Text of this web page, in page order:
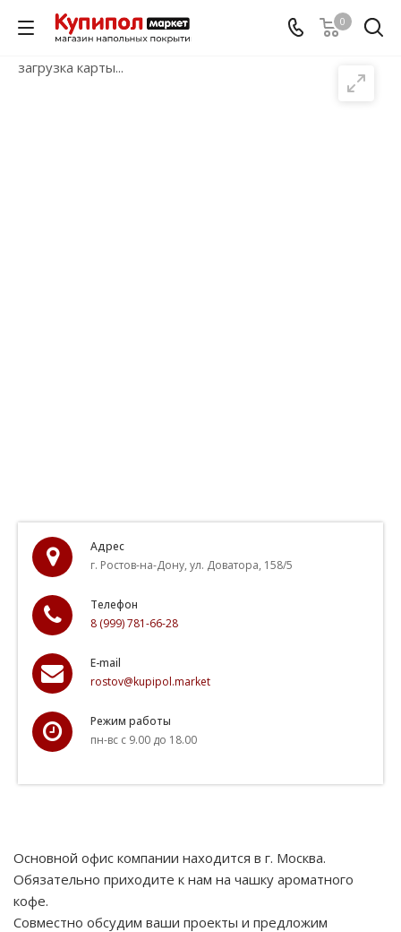
0
загрузка карты...
Адрес
г. Ростов-на-Дону, ул. Доватора, 158/5
Телефон
8 (999) 781-66-28
E-mail
rostov@kupipol.market
Режим работы
пн-вс с 9.00 до 18.00
Основной офис компании находится в г. Москва.
Обязательно приходите к нам на чашку ароматного
кофе.
Совместно обсудим ваши проекты и предложим